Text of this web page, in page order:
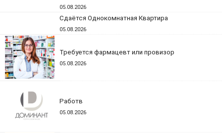
05.08.2026
Сдаётся Однокомнатная Квартира
05.08.2026
Требуется фармацевт или провизор
05.08.2026
Работв
05.08.2026